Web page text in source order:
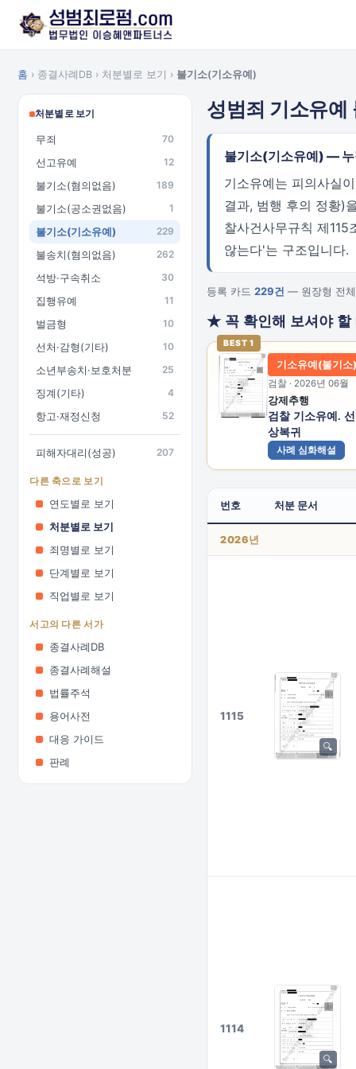
홈 › 종결사례DB › 처분별로 보기 › 불기소(기소유예)
처분별로 보기
무죄 70
선고유예 12
불기소(혐의없음) 189
불기소(공소권없음) 1
불기소(기소유예) 229
불송치(혐의없음) 262
석방·구속취소 30
집행유예 11
벌금형 10
선처·감형(기타) 10
소년부송치·보호처분 25
징계(기타) 4
항고·재정신청 52
피해자대리(성공) 207
다른 축으로 보기
연도별로 보기
처분별로 보기
죄명별로 보기
단계별로 보기
직업별로 보기
서고의 다른 서가
종결사례DB
종결사례해설
법률주석
용어사전
대응 가이드
판례
성범죄 기소유예
불기소(기소유예) —
기소유예는 피의사실
결과, 범행 후의 정황)
찰사건사무규칙 제
않는다'는 구조입니다.
등록 카드 229건 — 원장형 전체
★ 꼭 확인해 보셔야 할
BEST 1
기소유예(불기소)
검찰 · 2026년 06월
강제추행
검찰 기소유예.
상복귀
사례 심화해설
번호 처분 문서
2026년
1115
1114